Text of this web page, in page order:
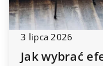
3 lipca 2026
Jak wybrać